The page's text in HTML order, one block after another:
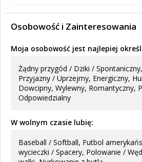
Osobowość i Zainteresowania
Moja osobowość jest najlepiej
Żądny przygód / Dziki /
Przyjazny / Uprzejmy, Energiczny,
Dowcipny, Wylewny, Romantyczny,
Odpowiedzialny
W wolnym czasie lubię:
Baseball / Softball, Futbol
wycieczki / Spacery, Polowanie /